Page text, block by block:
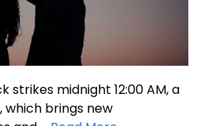
strikes midnight 12:00 AM, a
which brings new